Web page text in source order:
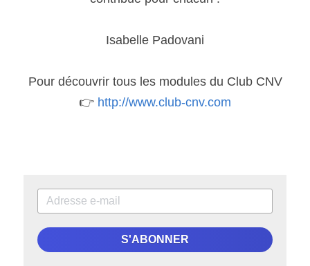
Isabelle Padovani
Pour découvrir tous les modules du Club CNV
👉 http://www.club-cnv.com
S'ABONNER